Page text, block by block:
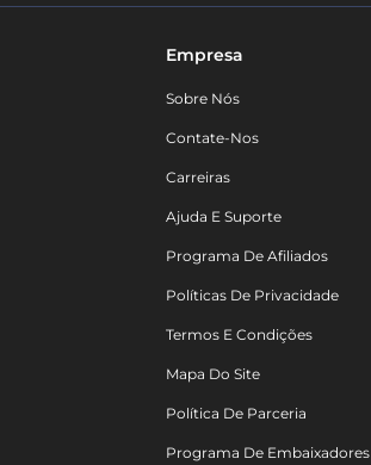
Empresa
Sobre Nós
Contate-Nos
Carreiras
Ajuda E Suporte
Programa De Afiliados
Políticas De Privacidade
Termos E Condições
Mapa Do Site
Política De Parceria
Programa De Embaixadores